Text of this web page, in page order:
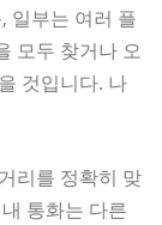
일부는 여러 플
모두 찾거나 오
것입니다. 나
리를 정확히 맞
통화는 다른